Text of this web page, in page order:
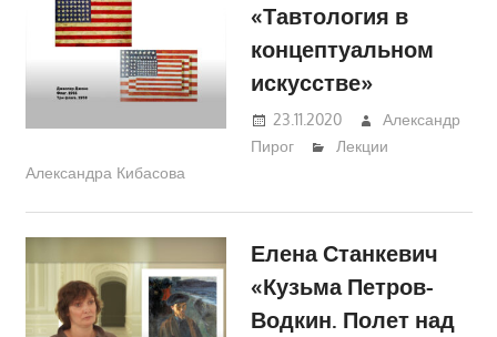
«Тавтология в
концептуальном
искусстве»
23.11.2020
Александр
Пирог
Лекции
Александра Кибасова
Елена Станкевич
«Кузьма Петров-
Водкин. Полет над